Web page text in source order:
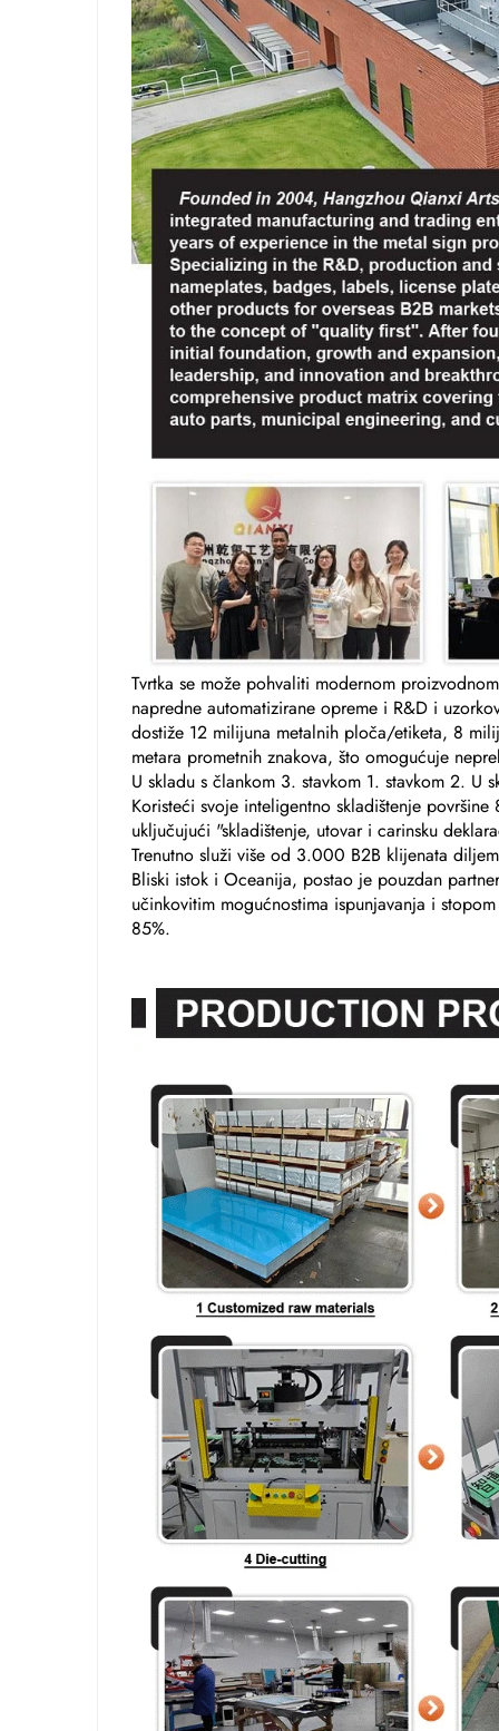
Tvrtka se može pohvaliti modernom
napredne automatizirane opreme i R&D i
dostiže 12 milijuna metalnih ploča/etiketa, 8
metara prometnih znakova, što omogućuje
U skladu s člankom 3. stavkom 1. stavkom 2. U
Koristeći svoje inteligentno skladištenje
uključujući "skladištenje, utovar i carinsku
Trenutno služi više od 3.000 B2B klijenata
Bliski istok i Oceanija, postao je pouzdan
učinkovitim mogućnostima ispunjavanja i
85%.